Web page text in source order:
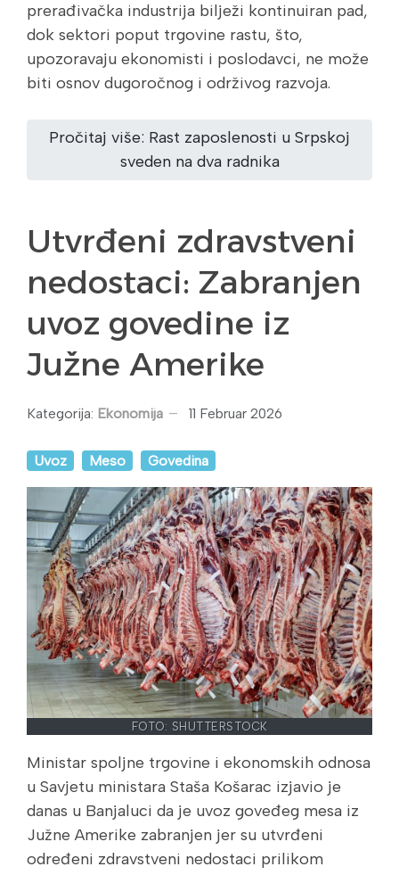
prerađivačka industrija bilježi kontinuiran pad,
dok sektori poput trgovine rastu, što,
upozoravaju ekonomisti i poslodavci, ne može
biti osnov dugoročnog i održivog razvoja.
Pročitaj više: Rast zaposlenosti u Srpskoj
sveden na dva radnika
Utvrđeni zdravstveni
nedostaci: Zabranjen
uvoz govedine iz
Južne Amerike
Kategorija: Ekonomija 11 Februar 2026
Uvoz Meso Govedina
FOTO: SHUTTERSTOCK
Ministar spoljne trgovine i ekonomskih odnosa
u Savjetu ministara Staša Košarac izjavio je
danas u Banjaluci da je uvoz goveđeg mesa iz
Južne Amerike zabranjen jer su utvrđeni
određeni zdravstveni nedostaci prilikom